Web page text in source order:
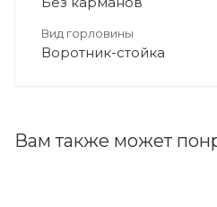
Вид горловины
Воротник-стойка
Вам также может